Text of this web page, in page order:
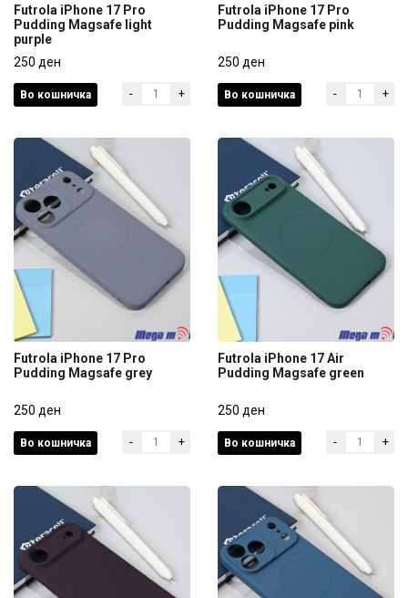
Futrola iPhone 17 Pro
Pudding Magsafe light
250 ден
Futrola iPhone 17 Pro
Pudding Magsafe light
purple
250 ден
Во кошничка - +
Pudding Magsafe pink
250 ден
Futrola iPhone 17 Pro
Pudding Magsafe pink
250 ден
Во кошничка - +
Pudding Magsafe grey
250 ден
Futrola iPhone 17 Pro
Pudding Magsafe grey
250 ден
Во кошничка - +
Pudding Magsafe green
250 ден
Futrola iPhone 17 Air
Pudding Magsafe green
250 ден
Во кошничка - +